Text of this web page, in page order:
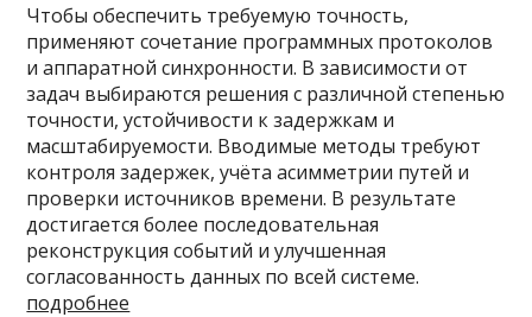
Чтобы обеспечить требуемую точность,
применяют сочетание программных протоколов
и аппаратной синхронности. В зависимости от
задач выбираются решения с различной степенью
точности, устойчивости к задержкам и
масштабируемости. Вводимые методы требуют
контроля задержек, учёта асимметрии путей и
проверки источников времени. В результате
достигается более последовательная
реконструкция событий и улучшенная
согласованность данных по всей системе.
подробнее